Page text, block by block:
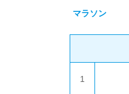
マラソン
1